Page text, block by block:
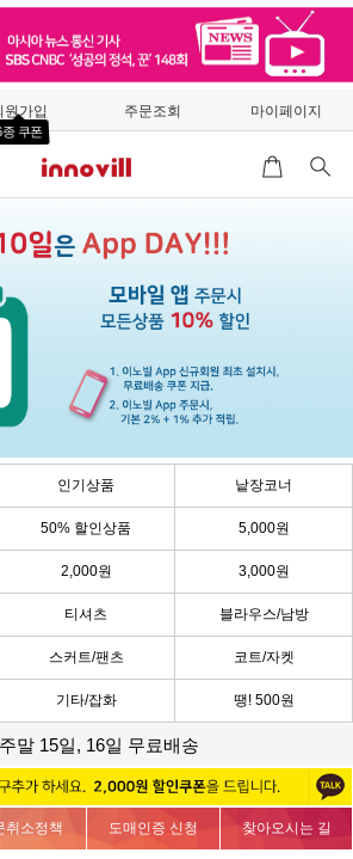
원가입
종 쿠폰
주문조회 마이페이지
인기상품 낱장코너
50% 할인상품 5,000원
2,000원 3,000원
티셔츠 블라우스/남방
스커트/팬츠 코트/자켓
기타/잡화 땡! 500원
주말 15일, 16일 무료배송
취소정책 도매인증 신청 찾아오시는 길